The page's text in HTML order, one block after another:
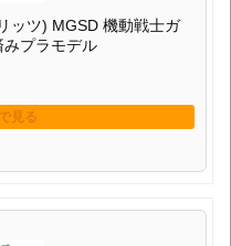
ッツ) MGSD 機動戦士ガ
みプラモデル